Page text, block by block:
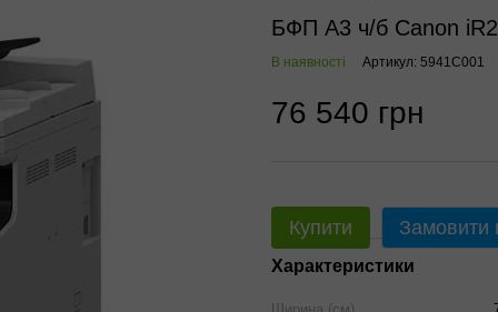
БФП А3 ч/б Canon
В наявності Артикул: 5941C001
76 540 грн
Купити Замовити
Характеристики